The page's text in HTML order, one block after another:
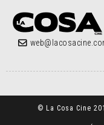
© La Cosa Cine